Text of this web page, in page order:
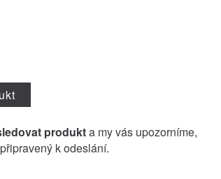
produkta my vás upozorníme,
k odeslání.